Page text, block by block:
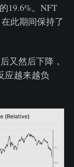
19.6%。NFT
此期间保持了
又然后下降，
应越来越负